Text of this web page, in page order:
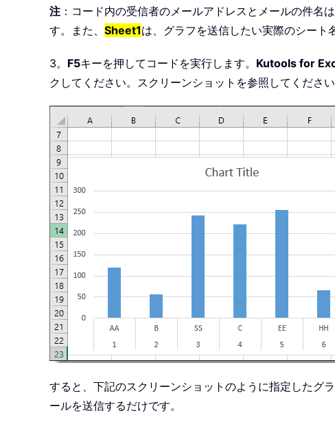
    xEndMsg
= "<font size='4'
    xChartPath
= Application.
    xChart
Chart.Export xChartPath
With xOutMail
.Subject = "Add Chart in
.Attachments.Add xChartPath
.HTMLBody = xStartMsg &
.Display
Set xOutMail = Nothing
Set xOutApp = Nothing
注 ：コード内の受信者のメールアドレスとメールの件名
す。また、 Sheet1は、グラフを送信したい実際のシート
3。 F5キーを押してコードを実行します。 Kutools for
クしてください。スクリーンショットを参照してください
すると、下記のスクリーンショットのように指定したグ
ールを送信するだけです。